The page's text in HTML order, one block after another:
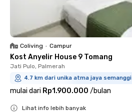
Coliving • Campur
Kost Anyelir House 9 Tomang
Jati Pulo, Palmerah
4.7 km dari unika atma jaya semanggi
mulai dari Rp1.900.000 /bulan
Lihat info lebih banyak